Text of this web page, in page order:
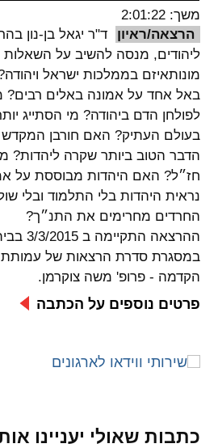
spellcheck
גופן קריא
ניגודיות
brightness_high
ניגודיות בהירה
קישורים
format_underlined
קו תחתי לקישורים
cached
ההגדרות
משך: 2:01:22
הרצאה/ראיון
ד"ר יגאל בן-נון
ליהודים, מנסה להשיב על
מונותאיזם בממלכות ישראל
באל אחד על אמונה באלים רבים?
לפולחן הדם ביהודה? מי הסתייג
בעולם העתיק? האם חורבן המקדש
הדבר הטוב ביותר שקרה
חז״ל? האם היהדות מבוססת על
נראית היהדות בלי התלמוד ובלי
החרדים מחרימים את התנ״ך?
ההרצאה
במסגרת סדרת הרצאות של עמותת
הקדמה - פרופ' משה צוקרמן.
פרטים נוספים על הכתבה
כתבות שאולי יעניינו